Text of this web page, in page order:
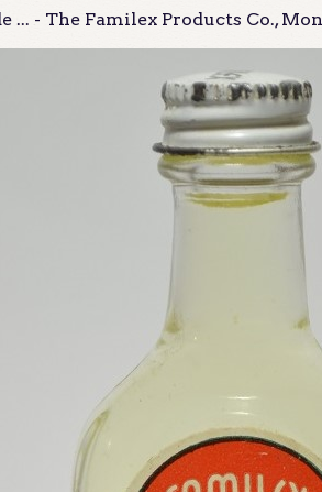
... - The Familex Products Co.,